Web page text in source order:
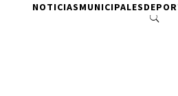
NOTICIASMUNICIPALES